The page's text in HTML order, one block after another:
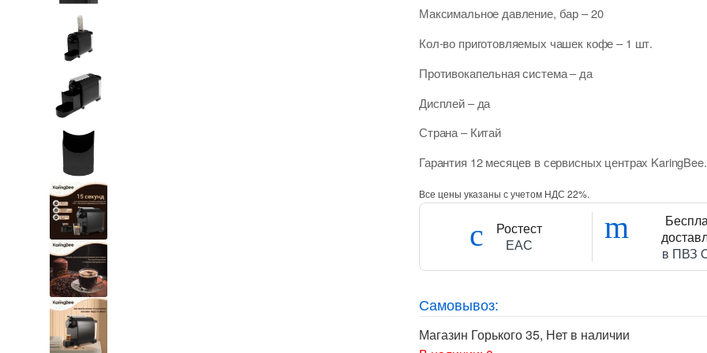
Максимальное давление, бар– 20
Кол-во приготовляемых чашек кофе– 1 шт.
Противокапельная система– да
Дисплей– да
Страна– Китай
Гарантия 12 месяцев в сервисных центрах KaringBee.
Все цены указаны с учетом НДС 22%.
Ростест
ЕАС
в ПВЗ
Самовывоз:
Магазин Горького 35, Нет в наличии